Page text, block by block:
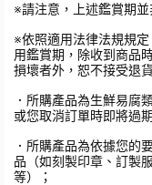
※請注意，上述鑑賞期並
※依照適用法律法規規
用鑑賞期，除收到商品
損壞者外，恕不接受退貨
．所購產品為生鮮易腐
或您取消訂單時即將過
．所購產品為依據您的
品（如刻製印章、訂製
等）；